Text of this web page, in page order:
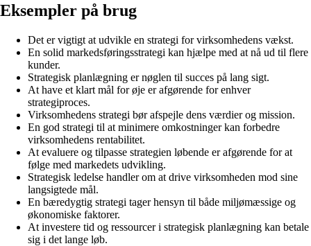
Eksempler på brug
Det er vigtigt at udvikle en strategi for virksomhedens vækst.
En solid markedsføringsstrategi kan hjælpe med at nå ud til flere
kunder.
Strategisk planlægning er nøglen til succes på lang sigt.
At have et klart mål for øje er afgørende for enhver
strategiproces.
Virksomhedens strategi bør afspejle dens værdier og mission.
En god strategi til at minimere omkostninger kan forbedre
virksomhedens rentabilitet.
At evaluere og tilpasse strategien løbende er afgørende for at
følge med markedets udvikling.
Strategisk ledelse handler om at drive virksomheden mod sine
langsigtede mål.
En bæredygtig strategi tager hensyn til både miljømæssige og
økonomiske faktorer.
At investere tid og ressourcer i strategisk planlægning kan betale
sig i det lange løb.